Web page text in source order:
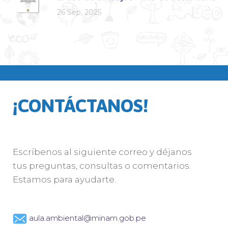
26 Sep, 2025
¡CONTÁCTANOS!
Escríbenos al siguiente correo y déjanos
tus preguntas, consultas o comentarios.
Estamos para ayudarte.
aula.ambiental@minam.gob.pe